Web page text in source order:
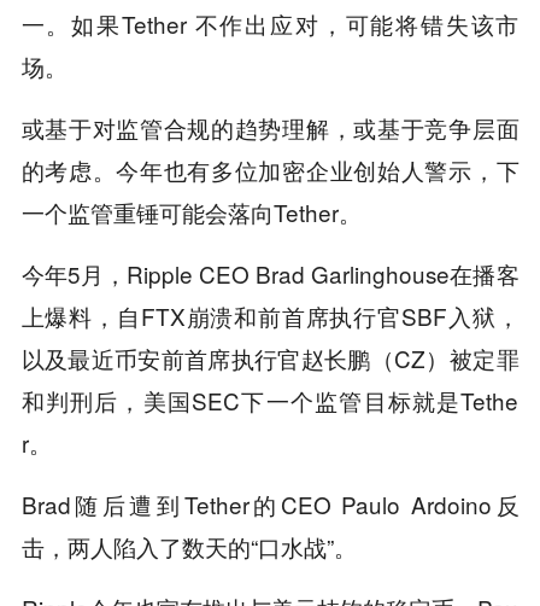
一。如果Tether 不作出应对，可能将错失该市
场。
或基于对监管合规的趋势理解，或基于竞争层面
的考虑。今年也有多位加密企业创始人警示，下
一个监管重锤可能会落向Tether。
今年5月，Ripple CEO Brad Garlinghouse在播客
上爆料，自FTX崩溃和前首席执行官SBF入狱，
以及最近币安前首席执行官赵长鹏（CZ）被定罪
和判刑后，美国SEC下一个监管目标就是Tethe
r。
Brad随后遭到Tether的CEO Paulo Ardoino反
击，两人陷入了数天的“口水战”。